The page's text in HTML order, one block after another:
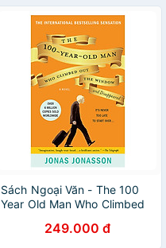
Sách Ngoại Văn - The 100
Year Old Man Who Climbed
Disappeared249.000 đ